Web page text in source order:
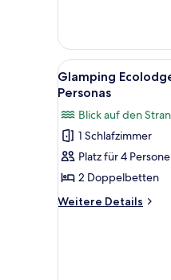
Ecolodge
"Ocean
Front
Tent"
Personas
Alle
Fotos
Glamping
Ecolodge
"Garden
View
Tent"
14
Glamping
Personas
Blick auf den
1 Schlafzimmer
Platz für 4
2 Doppelbetten
Weitere Details
Weitere